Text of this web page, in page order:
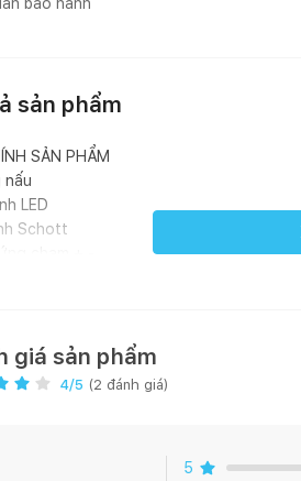
sản phẩm
SẢN PHẨM
nấu
LED
Schott
nấu có gia nhiệt nhanh
mức nhiệt: 9
giá sản phẩm
4/5 (2 đánh giá)
5